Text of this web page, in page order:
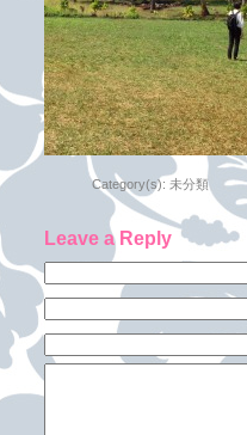
Category(s): 未分類
Leave a Reply